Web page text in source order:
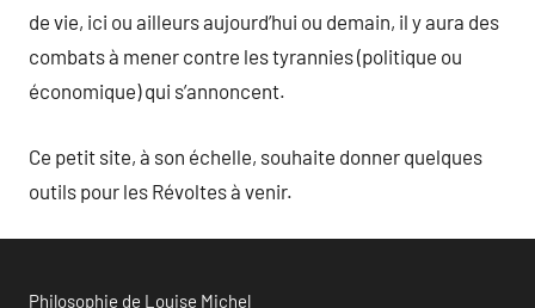
de vie, ici ou ailleurs aujourd’hui ou demain, il y aura des
combats à mener contre les tyrannies (politique ou
économique) qui s’annoncent.
Ce petit site, à son échelle, souhaite donner quelques
outils pour les Révoltes à venir.
Philosophie de Louise Michel